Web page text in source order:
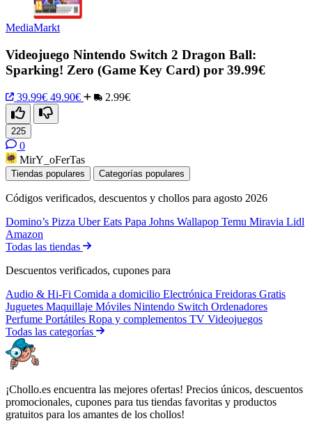
MediaMarkt
Videojuego Nintendo Switch 2 Dragon Ball:
Sparking! Zero (Game Key Card) por 39.99€
39.99€ 49.90€ 2.99€
225
0
MirY_oFerTas
Tiendas populares Categorías populares
Códigos verificados, descuentos y chollos para agosto 2026
Domino’s Pizza Uber Eats Papa Johns Wallapop Temu Miravia Lidl
Amazon
Todas las tiendas
Descuentos verificados, cupones para
Audio & Hi-Fi Comida a domicilio Electrónica Freidoras Gratis
Juguetes Maquillaje Móviles Nintendo Switch Ordenadores
Perfume Portátiles Ropa y complementos TV Videojuegos
Todas las categorías
¡Chollo.es encuentra las mejores ofertas! Precios únicos, descuentos
promocionales, cupones para tus tiendas favoritas y productos
gratuitos para los amantes de los chollos!